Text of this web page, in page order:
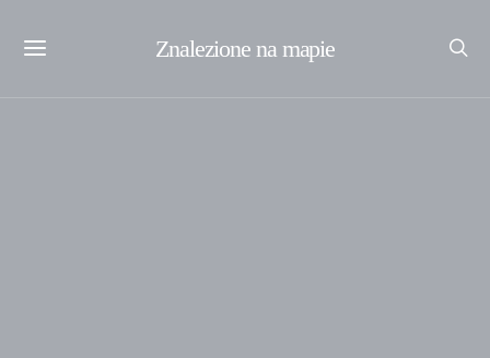
Znalezione na mapie